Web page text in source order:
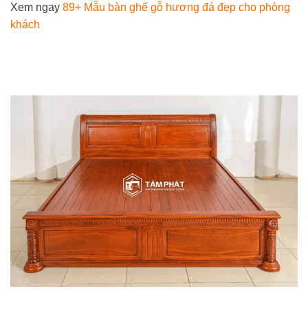
Xem ngay 89+ Mẫu bàn ghế gỗ hương đá đẹp cho phòng
khách